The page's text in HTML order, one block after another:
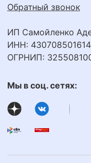
Обратный звонок
ИП Самойленко
ИНН: 430708501614
ОГРНИП:
Мы в соц.